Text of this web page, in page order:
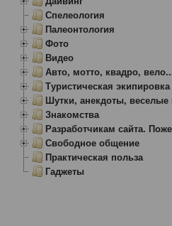
Спелеология
Палеонтология
Фото
Видео
Авто, мотто, квадро,
Туристическая
Шутки, анекдоты, веселые
Знакомства
Разработчикам сайта.
Свободное общение
Практическая польза
Гаджеты